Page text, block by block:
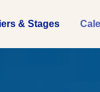
& Stages